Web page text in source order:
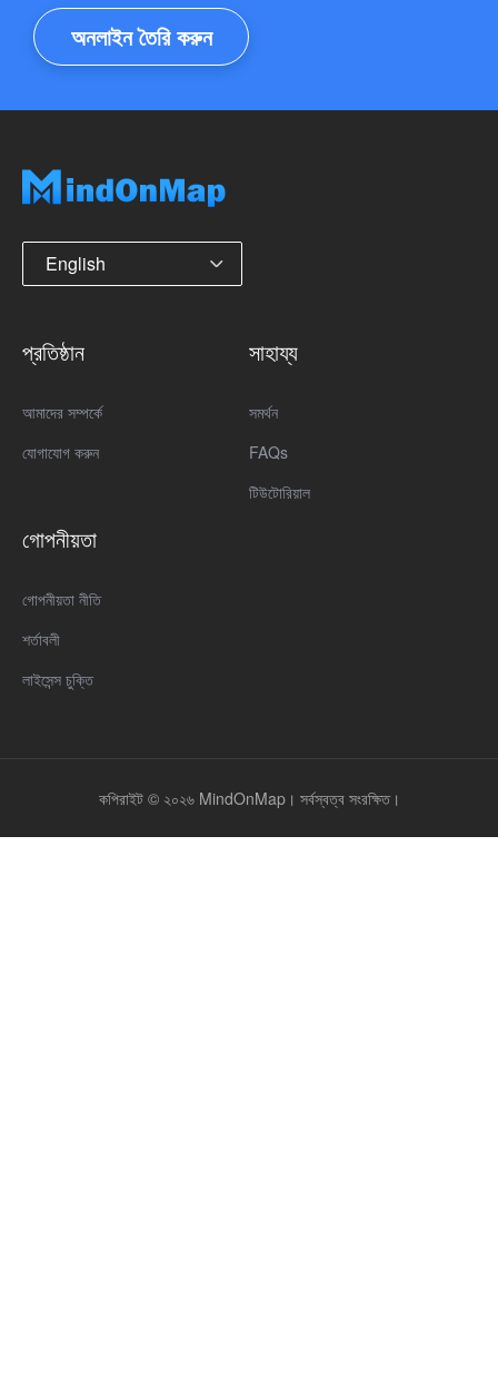
অনলাইন তৈরি করুন
English
প্রতিষ্ঠান
আমাদের সম্পর্কে
যোগাযোগ করুন
সাহায্য
সমর্থন
FAQs
টিউটোরিয়াল
গোপনীয়তা
গোপনীয়তা নীতি
শর্তাবলী
লাইসেন্স চুক্তি
কপিরাইট © ২০২৬ MindOnMap। সর্বস্বত্ব সংরক্ষিত।